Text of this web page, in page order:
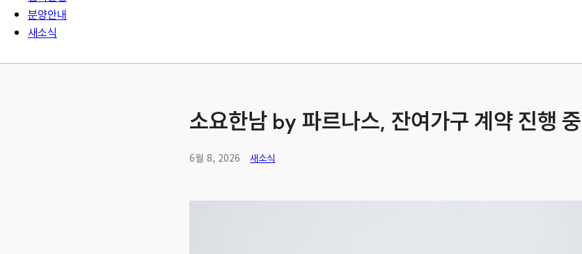
분양안내
새소식
소요한남 by 파르나스, 잔여가구 계약 진행 중
6월 8, 2026 새소식